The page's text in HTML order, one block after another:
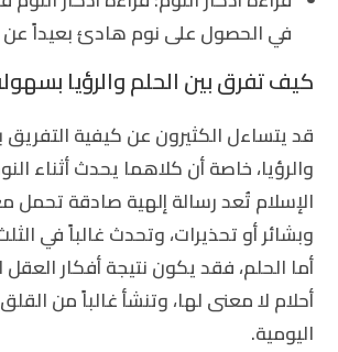
في الحصول على نوم هادئ بعيداً عن
كيف تفرق بين الحلم والرؤيا
قد يتساءل الكثيرون عن كيفية التفريق
والرؤيا، خاصة أن كلاهما يحدث أثناء
الإسلام تُعد رسالة إلهية صادقة تحمل
وبشائر أو تحذيرات، وتحدث غالباً في
أما الحلم، فقد يكون نتيجة أفكار
أحلام لا معنى لها، وتنشأ غالباً من
اليومية.